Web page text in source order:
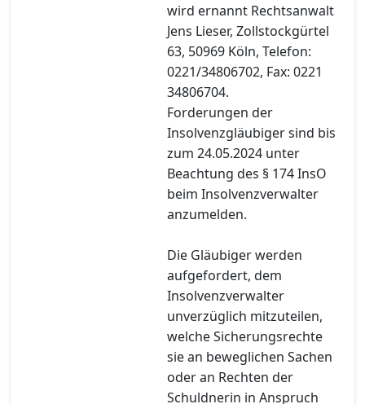
wird ernannt Rechtsanwalt
Jens Lieser, Zollstockgürtel
63, 50969 Köln, Telefon:
0221/34806702, Fax: 0221
34806704.
Forderungen der
Insolvenzgläubiger sind bis
zum 24.05.2024 unter
Beachtung des § 174 InsO
beim Insolvenzverwalter
anzumelden.
Die Gläubiger werden
aufgefordert, dem
Insolvenzverwalter
unverzüglich mitzuteilen,
welche Sicherungsrechte
sie an beweglichen Sachen
oder an Rechten der
Schuldnerin in Anspruch